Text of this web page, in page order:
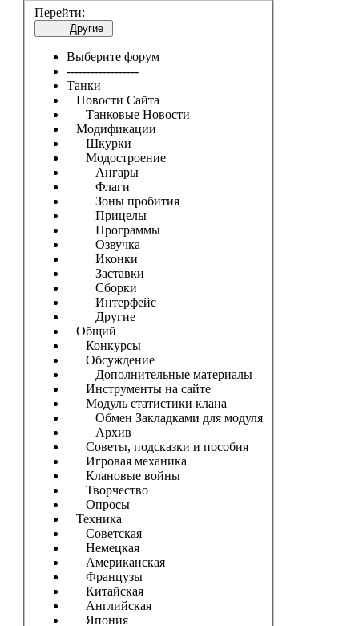
Перейти:
Другие
Выберите форум
------------------
Танки
Новости Сайта
Танковые Новости
Модификации
Шкурки
Модостроение
Ангары
Флаги
Зоны пробития
Прицелы
Программы
Озвучка
Иконки
Заставки
Сборки
Интерфейс
Другие
Общий
Конкурсы
Обсуждение
Дополнительные материалы
Инструменты на сайте
Модуль статистики клана
Обмен Закладками для модуля
Архив
Советы, подсказки и пособия
Игровая механика
Клановые войны
Творчество
Опросы
Техника
Советская
Немецкая
Американская
Французы
Китайская
Английская
Япония